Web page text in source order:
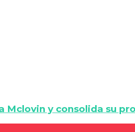
Mclovin y consolida su